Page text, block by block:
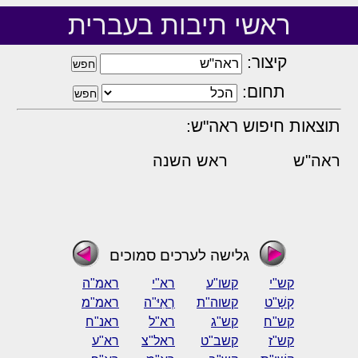
ראשי תיבות בעברית
קיצור:
תחום:
תוצאות חיפוש ראה"ש:
ראה"ש ראש השנה
גלישה לערכים סמוכים
קש"י קשו"ע רא"י
ראמ"ה
קָשָׁ"ט
קשוה"ת רְאִיּ"ה
ראמ"מ
קש"ח
קש"ג רא"ל
ראנ"ח
קש"ז
קשב"ט ראל"צ
רא"ע